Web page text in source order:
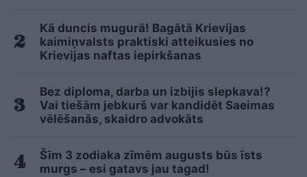
Kā duncis mugurā! Bagātā Krievijas
kaimiņvalsts praktiski atteikusies no
Krievijas naftas iepirkšanas
Bez diploma, darba un izbijis slepkava!?
Vai tiešām jebkurš var kandidēt Saeimas
vēlēšanās, skaidro advokāts
Šīm 3 zodiaka zīmēm augusts būs īsts
murgs – esi gatavs jau tagad!